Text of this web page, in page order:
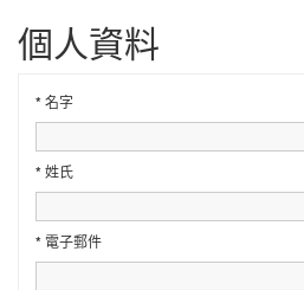
個人資料
*名字
*姓氏
* 電子郵件